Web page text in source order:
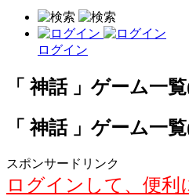
ログイン
「 神話 」ゲーム一
「 神話 」ゲーム一
スポンサードリンク
ログインして、便